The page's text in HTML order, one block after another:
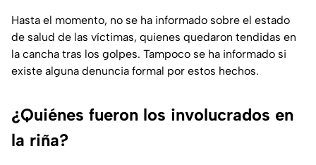
Hasta el momento, no se ha informado sobre el estado
de salud de las víctimas, quienes quedaron tendidas en
la cancha tras los golpes. Tampoco se ha informado si
existe alguna denuncia formal por estos hechos.
¿Quiénes fueron los involucrados en
la riña?